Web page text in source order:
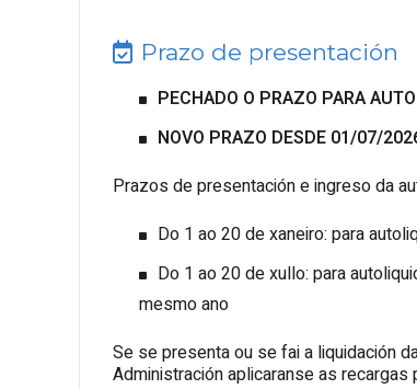
Prazo de presentación
PECHADO O PRAZO PARA
NOVO PRAZO DESDE 01/07/
Prazos de presentación e ingreso da
Do 1 ao 20 de xaneiro: para
Do 1 ao 20 de xullo: para
mesmo ano
Se se presenta ou se fai a liquidación
Administración aplicaranse as